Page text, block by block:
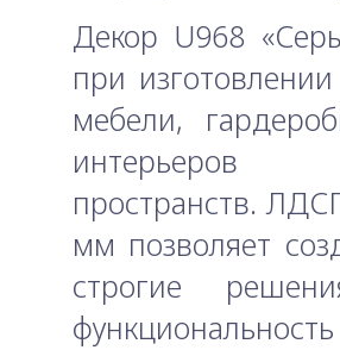
Декор U968
при
мебели,
интерьеров
пространств.
мм позволяет
строгие